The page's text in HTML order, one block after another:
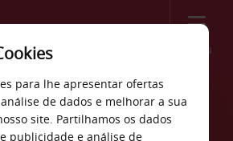
Menu
para lhe apresentar ofertas
de dados e melhorar a sua
site. Partilhamos os dados
publicidade e análise de